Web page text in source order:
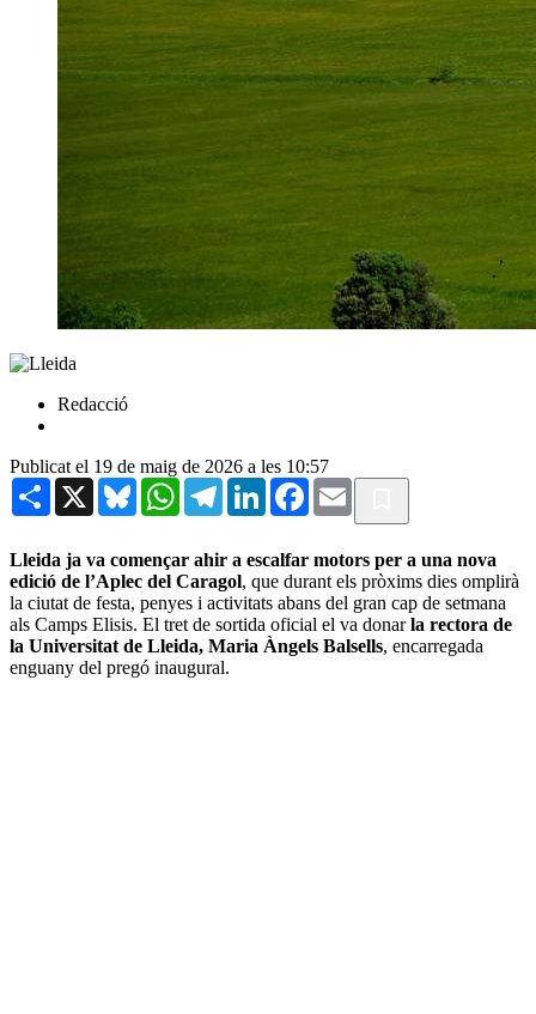
Redacció
Publicat el 19 de maig de 2026 a les 10:57
Share X BlueskyWhatsAppTelegramLinkedInFacebook
Email
Lleida ja va començar ahir a escalfar motors per a una nova
edició de l’Aplec del Caragol, que durant els pròxims dies omplirà
la ciutat de festa, penyes i activitats abans del gran cap de setmana
als Camps Elisis. El tret de sortida oficial el va donarla rectora de
la Universitat de Lleida, Maria Àngels Balsells, encarregada
enguany del pregó inaugural.